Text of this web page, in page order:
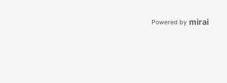
Powered by mirai